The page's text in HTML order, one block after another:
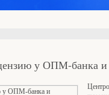
у ОПМ-банка